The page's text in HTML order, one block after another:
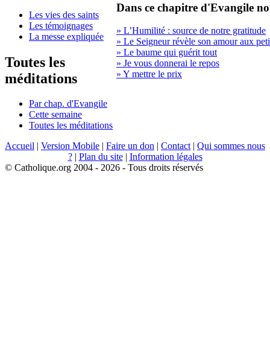
Les vies des saints
Les témoignages
La messe expliquée
Toutes les
méditations
Par chap. d'Evangile
Cette semaine
Toutes les méditations
Dans ce chapitre d'Evangile
» L’Humilité : source de notre gratitude
» Le Seigneur révèle son amour aux
» Le baume qui guérit tout
» Je vous donnerai le repos
» Y mettre le prix
Accueil | Version Mobile | Faire un don | Contact | Qui sommes nous
?| Plan du site| Information légales
© Catholique.org 2004 - 2026 - Tous droits réservés